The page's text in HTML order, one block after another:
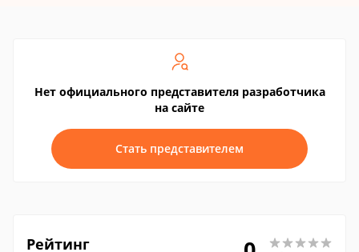
Нет официального представителя разработчика
на сайте
Стать представителем
Рейтинг